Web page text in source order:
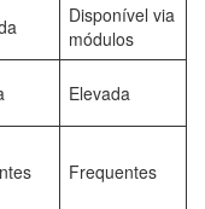
Disponível via
módulos
Elevada
Frequentes